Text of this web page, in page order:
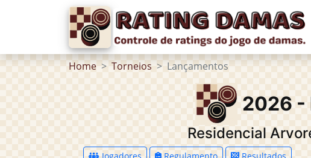
Home Torneios Lançamentos
2026 -
Residencial